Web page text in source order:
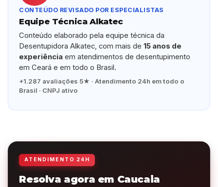
CONTEÚDO REVISADO POR ESPECIALISTAS
Equipe Técnica Alkatec
Conteúdo elaborado pela equipe técnica da
Desentupidora Alkatec, com mais de15 anos de
experiência em atendimentos de desentupimento
em Ceará e em todo o Brasil.
+1.287 avaliações 5★ · Atendimento 24h em todo o
Brasil · CNPJ ativo
ATENDIMENTO 24H
Resolva agora em Caucaia